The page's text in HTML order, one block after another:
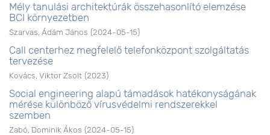
Mély tanulási architektúrák összehasonlító elemzése
BCI környezetben
Szarvas, Ádám János (2024-05-15)
Call centerhez megfelelő telefonközpont szolgáltatás
tervezése
Kovács, Viktor Zsolt (2023)
Social engineering alapú támadások hatékonyságának
mérése különböző vírusvédelmi rendszerekkel
szemben
Zabó, Dominik Ákos (2024-05-15)